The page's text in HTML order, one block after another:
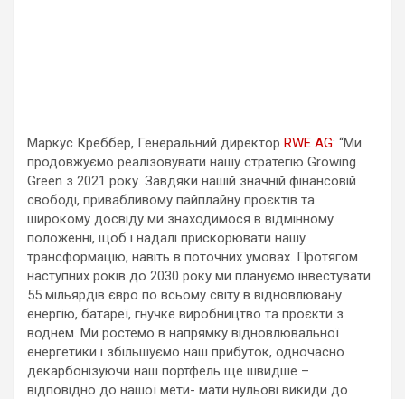
Маркус Креббер, Генеральний директор RWE AG: “Ми
продовжуємо реалізовувати нашу стратегію Growing
Green з 2021 року. Завдяки нашій значній фінансовій
свободі, привабливому пайплайну проєктів та
широкому досвіду ми знаходимося в відмінному
положенні, щоб і надалі прискорювати нашу
трансформацію, навіть в поточних умовах. Протягом
наступних років до 2030 року ми плануємо інвестувати
55 мільярдів євро по всьому світу в відновлювану
енергію, батареї, гнучке виробництво та проєкти з
воднем. Ми ростемо в напрямку відновлювальної
енергетики і збільшуємо наш прибуток, одночасно
декарбонізуючи наш портфель ще швидше –
відповідно до нашої мети- мати нульові викиди до